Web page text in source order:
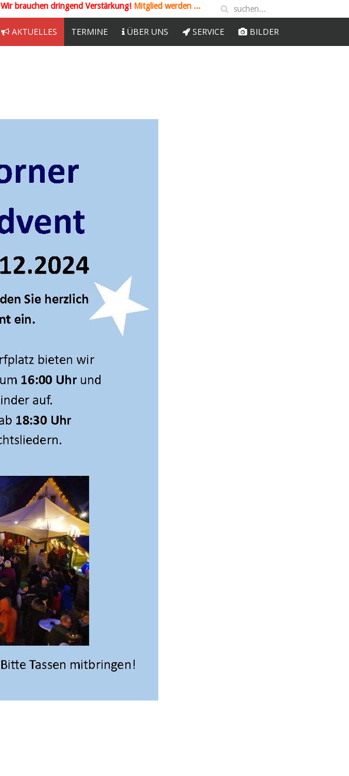
Wir brauchen dringend Verstärkung! Mitglied werden ...
AKTUELLES TERMINE ÜBER UNS SERVICE BILDER